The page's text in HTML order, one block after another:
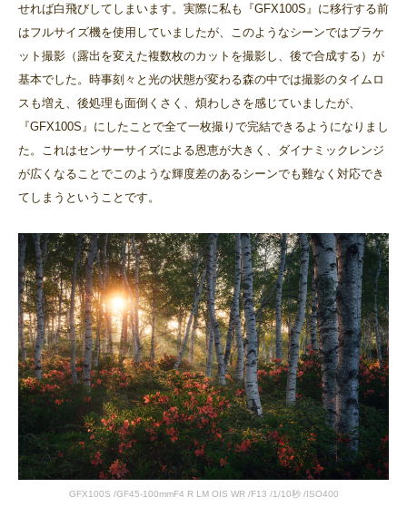
せれば白飛びしてしまいます。実際に私も『GFX100S』に移行する前
はフルサイズ機を使用していましたが、このようなシーンではブラケ
ット撮影（露出を変えた複数枚のカットを撮影し、後で合成する）が
基本でした。時事刻々と光の状態が変わる森の中では撮影のタイムロ
スも増え、後処理も面倒くさく、煩わしさを感じていましたが、
『GFX100S』にしたことで全て一枚撮りで完結できるようになりまし
た。これはセンサーサイズによる恩恵が大きく、ダイナミックレンジ
が広くなることでこのような輝度差のあるシーンでも難なく対応でき
てしまうということです。
GFX100S /GF45-100mmF4 R LM OIS WR /F13 /1/10秒 /ISO400